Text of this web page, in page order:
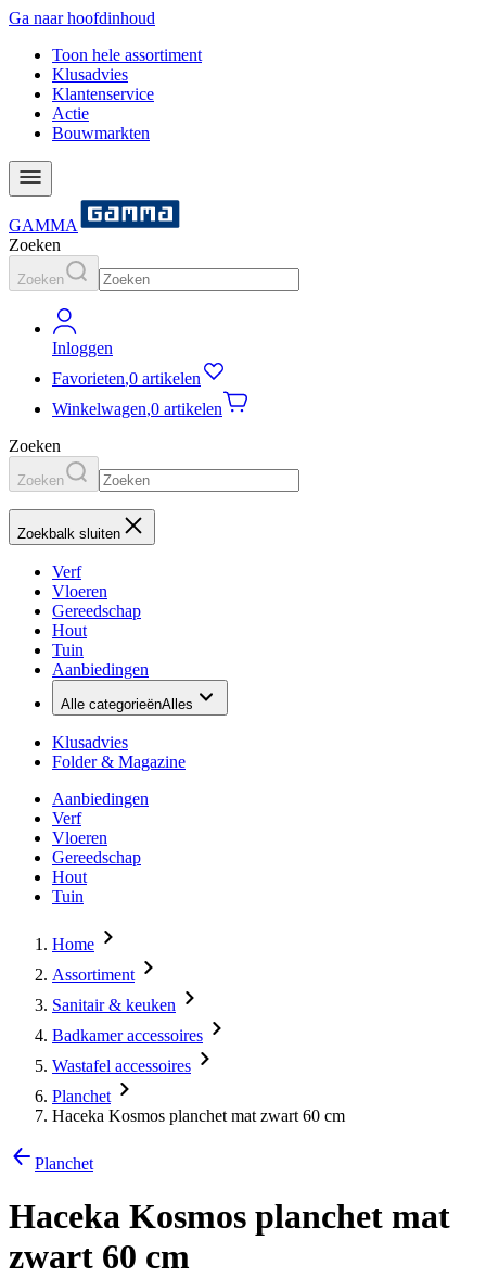
Ga naar hoofdinhoud
Toon hele assortiment
Klusadvies
Klantenservice
Actie
Bouwmarkten
GAMMA
Zoeken
Zoeken
Inloggen
Favorieten,0 artikelen
Winkelwagen,0 artikelen
Zoeken
Zoeken
Zoekbalk sluiten
Verf
Vloeren
Gereedschap
Hout
Tuin
Aanbiedingen
Alle categorieënAlles
Klusadvies
Folder & Magazine
Aanbiedingen
Verf
Vloeren
Gereedschap
Hout
Tuin
Home
Assortiment
Sanitair & keuken
Badkamer accessoires
Wastafel accessoires
Planchet
Haceka Kosmos planchet mat zwart 60 cm
Planchet
Haceka Kosmos planchet mat
zwart 60 cm